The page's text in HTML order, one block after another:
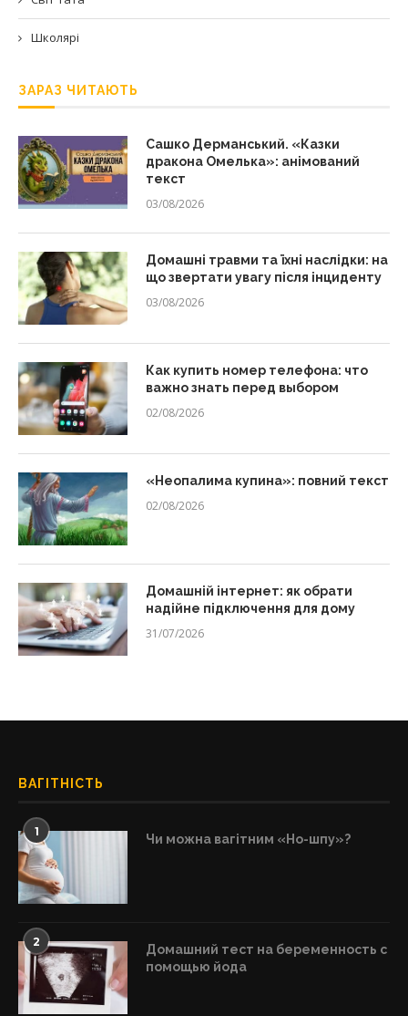
Школярі
ЗАРАЗ ЧИТАЮТЬ
Сашко Дерманський. «Казки
дракона Омелька»: анімований
текст
03/08/2026
Домашні травми та їхні наслідки: на
що звертати увагу після інциденту
03/08/2026
Как купить номер телефона: что
важно знать перед выбором
02/08/2026
«Неопалима купина»: повний текст
02/08/2026
Домашній інтернет: як обрати
надійне підключення для дому
31/07/2026
ВАГІТНІСТЬ
1 Чи можна вагітним «Но-шпу»?
2
Домашний тест на беременность с
помощью йода